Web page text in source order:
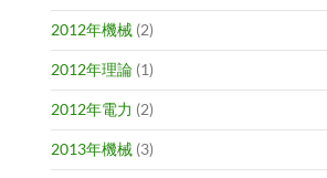
2012年機械 (2)
2012年理論 (1)
2012年電力 (2)
2013年機械 (3)